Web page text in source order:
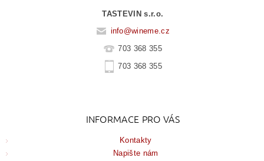
TASTEVIN s.r.o.
info@wineme.cz
703 368 355
703 368 355
INFORMACE PRO VÁS
Kontakty
Napište nám